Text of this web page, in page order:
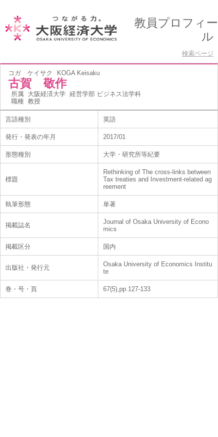
教員プロフィー
ル
検索ページ
コガ ケイサク KOGA Keisaku
古賀 敬作
所属 大阪経済大学 経営学部 ビジネス法学科
職種 教授
言語種別 英語
発行・発表の年月 2017/01
形態種別 大学・研究所等紀要
標題
Rethinking of The cross-links between
Tax treaties and Investment-related ag
reement
執筆形態 単著
掲載誌名
Journal of Osaka University of Econo
mics
掲載区分 国内
出版社・発行元
Osaka University of Economics Institu
te
巻・号・頁 67(5),pp.127-133